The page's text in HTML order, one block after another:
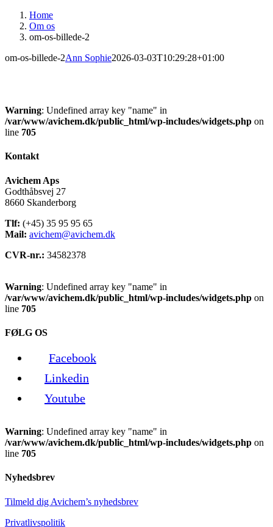
Home
Om os
om-os-billede-2
om-os-billede-2Ann Sophie2026-03-03T10:29:28+01:00
Warning: Undefined array key "name" in
/var/www/avichem.dk/public_html/wp-includes/widgets.php on
line 705
Kontakt
Avichem Aps
Godthåbsvej 27
8660 Skanderborg
Tlf: (+45) 35 95 95 65
Mail: avichem@avichem.dk
CVR-nr.: 34582378
Warning: Undefined array key "name" in
/var/www/avichem.dk/public_html/wp-includes/widgets.php on
line 705
FØLG OS
Facebook
Linkedin
Youtube
Warning: Undefined array key "name" in
/var/www/avichem.dk/public_html/wp-includes/widgets.php on
line 705
Nyhedsbrev
Tilmeld dig Avichem’s nyhedsbrev
Privatlivspolitik